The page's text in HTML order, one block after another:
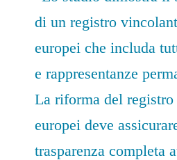
di un registro
europei che includa
e rappresentanze
La riforma del
europei deve
trasparenza completa